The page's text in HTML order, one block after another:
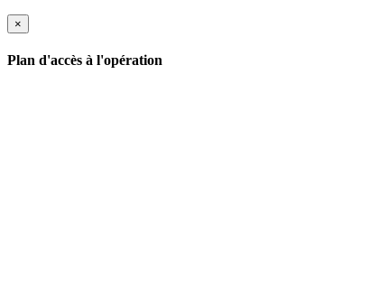
×
Plan d'accès à l'opération